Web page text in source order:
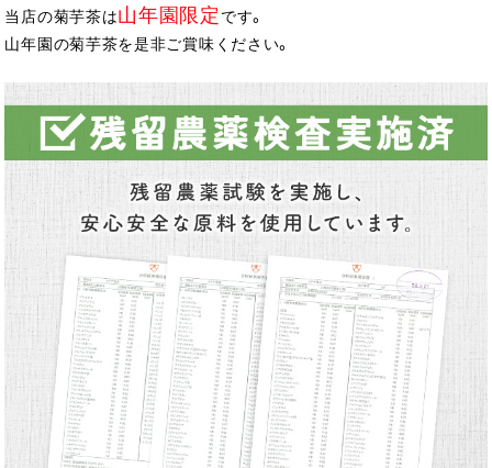
当店の菊芋茶は山年園限定 です。
山年園の菊芋茶を是非ご賞味ください。